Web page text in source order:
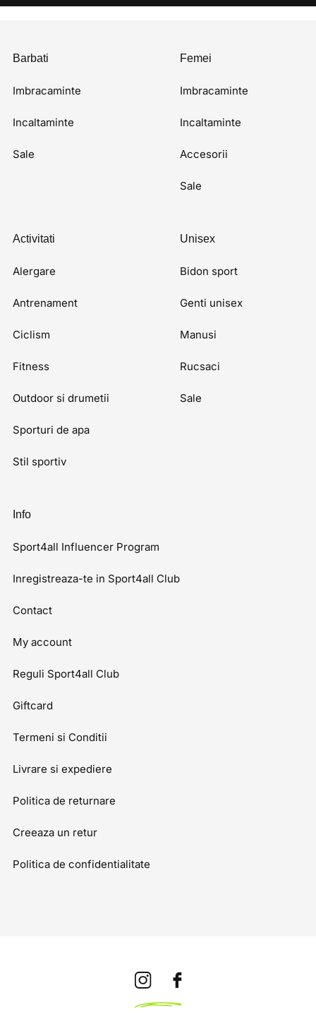
Barbati
Imbracaminte
Incaltaminte
Sale
Femei
Imbracaminte
Incaltaminte
Accesorii
Sale
Activitati
Alergare
Antrenament
Ciclism
Fitness
Outdoor si drumetii
Sporturi de apa
Stil sportiv
Unisex
Bidon sport
Genti unisex
Manusi
Rucsaci
Sale
Info
Sport4all Influencer Program
Inregistreaza-te in Sport4all Club
Contact
My account
Reguli Sport4all Club
Giftcard
Termeni si Conditii
Livrare si expediere
Politica de returnare
Creeaza un retur
Politica de confidentialitate